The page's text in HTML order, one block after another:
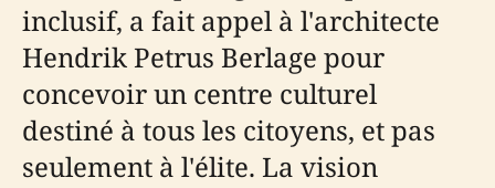
inclusif, a fait appel à l'architecte
Hendrik Petrus Berlage pour
concevoir un centre culturel
destiné à tous les citoyens, et pas
seulement à l'élite. La vision